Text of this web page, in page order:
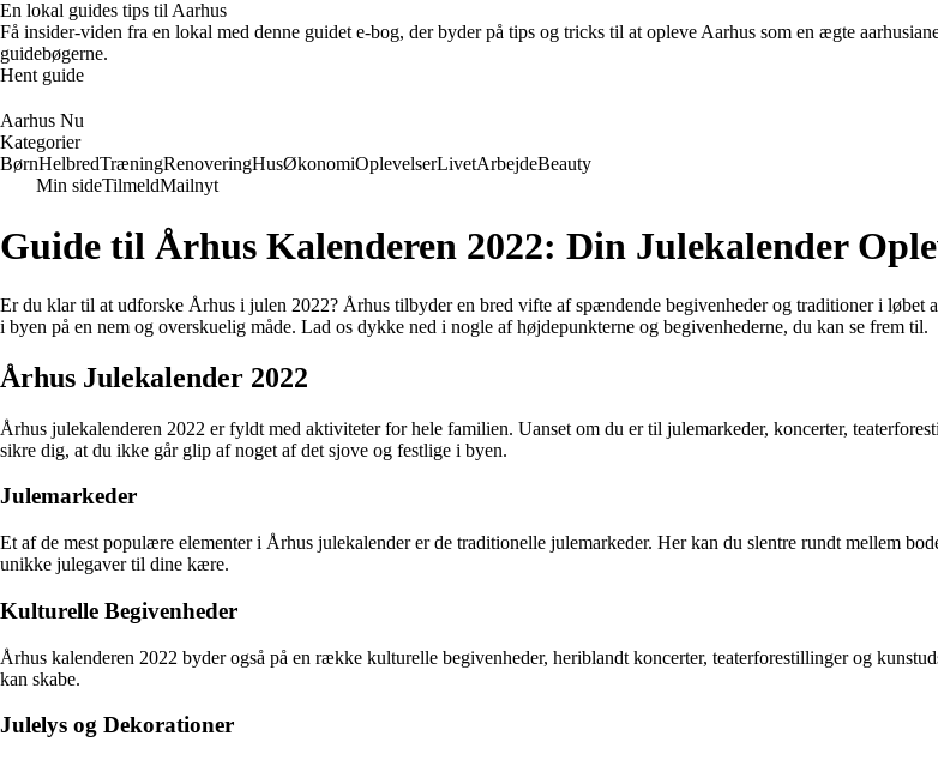
En lokal guides tips til Aarhus
Få insider-viden fra en lokal med denne guidet e-bog, der byder på tips og tricks til at opleve Aarhus som en ægte
guidebøgerne.
Hent guide
Aarhus Nu
Kategorier
BørnHelbredTræningRenoveringHusØkonomiOplevelserLivetArbejdeBeauty
Min sideTilmeldMailnyt
Guide til Århus Kalenderen 2022: Din Julekalender
Er du klar til at udforske Århus i julen 2022? Århus tilbyder en bred vifte af spændende begivenheder og traditioner i
i byen på en nem og overskuelig måde. Lad os dykke ned i nogle af højdepunkterne og begivenhederne, du kan se frem til.
Århus Julekalender 2022
Århus julekalenderen 2022 er fyldt med aktiviteter for hele familien. Uanset om du er til julemarkeder, koncerter,
sikre dig, at du ikke går glip af noget af det sjove og festlige i byen.
Julemarkeder
Et af de mest populære elementer i Århus julekalender er de traditionelle julemarkeder. Her kan du slentre rundt mellem
unikke julegaver til dine kære.
Kulturelle Begivenheder
Århus kalenderen 2022 byder også på en række kulturelle begivenheder, heriblandt koncerter, teaterforestillinger og
kan skabe.
Julelys og Dekorationer